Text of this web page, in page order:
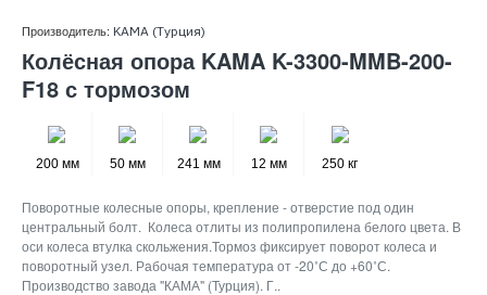
Производитель: KAMA (Турция)
Колёсная опора KAMA K-3300-MMB-200-
F18 с тормозом
200 мм 50 мм 241 мм 12 мм 250 кг
Поворотные колесные опоры, крепление - отверстие под один
центральный болт. Колеса отлиты из полипропилена белого цвета. В
оси колеса втулка скольжения.Тормоз фиксирует поворот колеса и
поворотный узел. Рабочая температура от -20˚С до +60˚С.
Производство завода "КАМА" (Турция). Г..